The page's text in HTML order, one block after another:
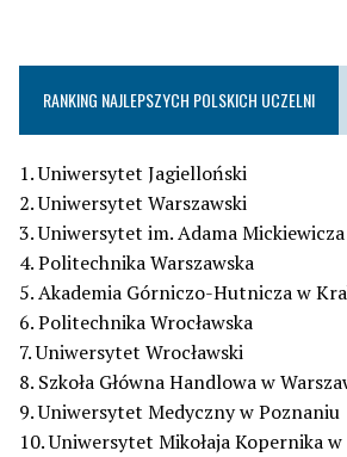
RANKING NAJLEPSZYCH POLSKICH UCZELNI
1. Uniwersytet Jagielloński
2. Uniwersytet Warszawski
3. Uniwersytet im. Adama
4. Politechnika Warszawska
5. Akademia Górniczo-Hutnicza w
6. Politechnika Wrocławska
7. Uniwersytet Wrocławski
8. Szkoła Główna Handlowa w
9. Uniwersytet Medyczny w Poznaniu
10. Uniwersytet Mikołaja Kopernika